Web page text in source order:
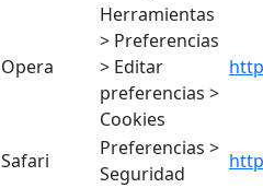
Opera
Herramientas
> Preferencias
> Editar
preferencias >
Cookies
Safari
Preferencias >
Seguridad